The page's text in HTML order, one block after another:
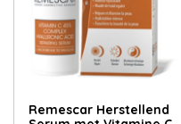
Remescar Herstellend